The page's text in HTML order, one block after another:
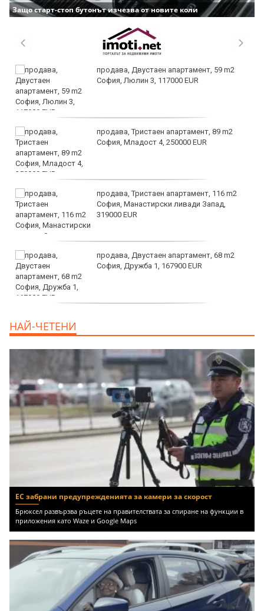
Защо старт-стоп бутонът изчезва от новите коли
продава, Двустаен апартамент, 59 m2
София, Люлин 3, 117000 EUR
продава, Тристаен апартамент, 89 m2
София, Младост 4, 250000 EUR
продава, Тристаен апартамент, 116 m2
София, Манастирски ливади Запад,
319000 EUR
продава, Двустаен апартамент, 68 m2
София, Дружба 1, 167900 EUR
НАЙ-ЧЕТЕНИ
ЕС забрани предупрежденията за камери за скорост
Брюксел развързва ръцете на правителствата за спиране на функции в
приложения като Waze и Google Maps